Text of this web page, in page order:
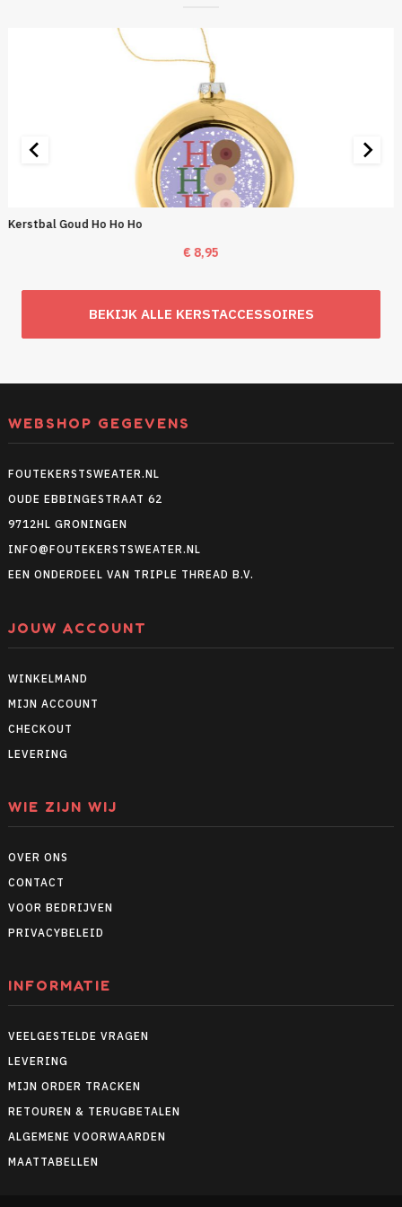
Kerstbal Goud Ho Ho Ho
€8,95
BEKIJK ALLE KERSTACCESSOIRES
WEBSHOP GEGEVENS
FOUTEKERSTSWEATER.NL
OUDE EBBINGESTRAAT 62
9712HL GRONINGEN
INFO@FOUTEKERSTSWEATER.NL
EEN ONDERDEEL VAN TRIPLE THREAD B.V.
JOUW ACCOUNT
WINKELMAND
MIJN ACCOUNT
CHECKOUT
LEVERING
WIE ZIJN WIJ
OVER ONS
CONTACT
VOOR BEDRIJVEN
PRIVACYBELEID
INFORMATIE
VEELGESTELDE VRAGEN
LEVERING
MIJN ORDER TRACKEN
RETOUREN & TERUGBETALEN
ALGEMENE VOORWAARDEN
MAATTABELLEN